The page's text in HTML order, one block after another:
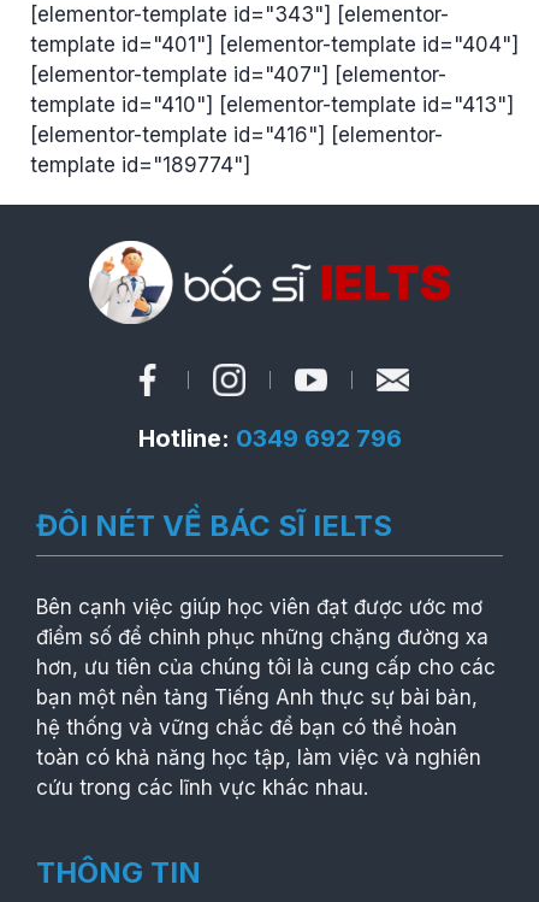
[elementor-template id="343"] [elementor-
template id="401"] [elementor-template id="404"]
[elementor-template id="407"] [elementor-
template id="410"] [elementor-template id="413"]
[elementor-template id="416"] [elementor-
template id="189774"]
Hotline: 0349 692 796
ĐÔI NÉT VỀ BÁC SĨ IELTS
Bên cạnh việc giúp học viên đạt được ước mơ
điểm số để chinh phục những chặng đường xa
hơn, ưu tiên của chúng tôi là cung cấp cho các
bạn một nền tảng Tiếng Anh thực sự bài bản,
hệ thống và vững chắc để bạn có thể hoàn
toàn có khả năng học tập, làm việc và nghiên
cứu trong các lĩnh vực khác nhau.
THÔNG TIN